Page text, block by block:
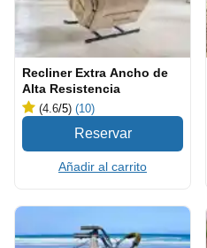
Recliner Extra Ancho de
Alta Resistencia
(4.6/5) (10)
Añadir al carrito